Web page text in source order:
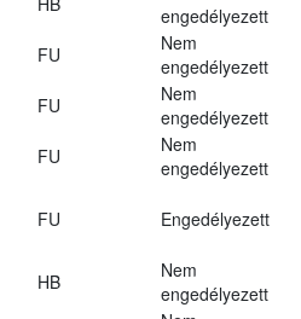
engedélyezett
FU
Nem
engedélyezett
FU
Nem
engedélyezett
FU
Nem
engedélyezett
FU Engedélyezett
HB
Nem
engedélyezett